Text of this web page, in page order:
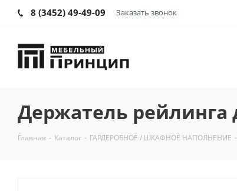
8 (3452) 49-49-09 Заказать звонок
Держатель
Главная - Каталог - ГАРДЕРОБНОЕ / ШКАФНОЕ НАПОЛНЕНИЕ -